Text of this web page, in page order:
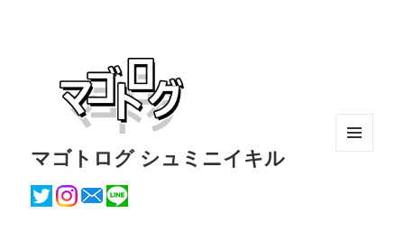
マゴトログ シュミニイキル